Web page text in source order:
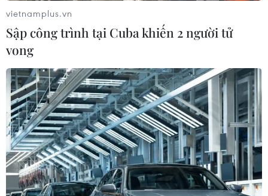
vietnamplus.vn
Sập công trình tại Cuba khiến 2 người tử
vong